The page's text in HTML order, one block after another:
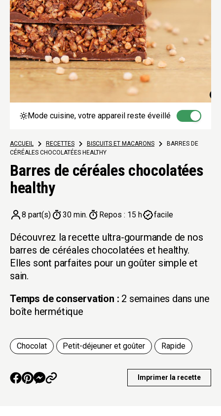
Mode cuisine, votre appareil reste éveillé
ACCUEIL > RECETTES > BISCUITS ET MACARONS >
BARRES DE
CÉRÉALES CHOCOLATÉES HEALTHY
Barres de céréales chocolatées
healthy
8 part(s) 30 min. Repos : 15 h facile
Découvrez la recette ultra-gourmande de nos
barres de céréales chocolatées et healthy.
Elles sont parfaites pour un goûter simple et
sain.
Temps de conservation : 2 semaines dans une
boîte hermétique
Chocolat Petit-déjeuner et goûter Rapide
Imprimer la recette